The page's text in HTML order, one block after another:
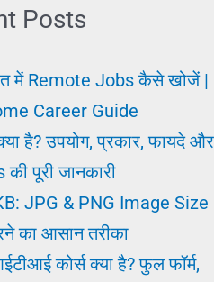
Posts
में Remote Jobs कैसे खोजें |
Career Guide
है? उपयोग, प्रकार, फायदे और
पूरी जानकारी
JPG & PNG Image Size
का आसान तरीका
कोर्स क्या है? फुल फॉर्म,